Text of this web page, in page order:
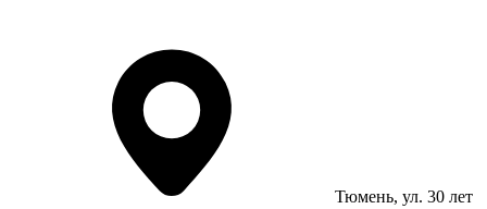
Тюмень, ул. 30 лет